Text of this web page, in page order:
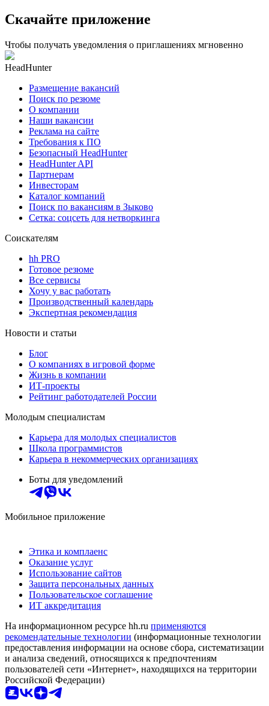
Скачайте приложение
Чтобы получать уведомления о приглашениях мгновенно
HeadHunter
Размещение вакансий
Поиск по резюме
О компании
Наши вакансии
Реклама на сайте
Требования к ПО
Безопасный HeadHunter
HeadHunter API
Партнерам
Инвесторам
Каталог компаний
Поиск по вакансиям в Зыково
Сетка: соцсеть для нетворкинга
Соискателям
hh PRO
Готовое резюме
Все сервисы
Хочу у вас работать
Производственный календарь
Экспертная рекомендация
Новости и статьи
Блог
О компаниях в игровой форме
Жизнь в компании
ИТ-проекты
Рейтинг работодателей России
Молодым специалистам
Карьера для молодых специалистов
Школа программистов
Карьера в некоммерческих организациях
Боты для уведомлений
Мобильное приложение
Этика и комплаенс
Оказание услуг
Использование сайтов
Защита персональных данных
Пользовательское соглашение
ИТ аккредитация
На информационном ресурсе hh.ru применяются
рекомендательные технологии (информационные технологии
предоставления информации на основе сбора, систематизации
и анализа сведений, относящихся к предпочтениям
пользователей сети «Интернет», находящихся на территории
Российской Федерации)